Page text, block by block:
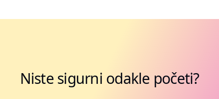
Niste sigurni odakle početi?